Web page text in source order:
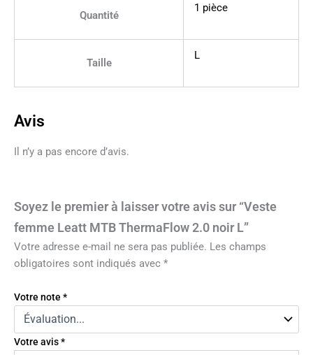
Quantité
1 pièce
Taille
L
Avis
Il n’y a pas encore d’avis.
Soyez le premier à laisser votre avis sur “Veste
femme Leatt MTB ThermaFlow 2.0 noir L”
Votre adresse e-mail ne sera pas publiée. Les champs
obligatoires sont indiqués avec *
Votre note *
Votre avis*